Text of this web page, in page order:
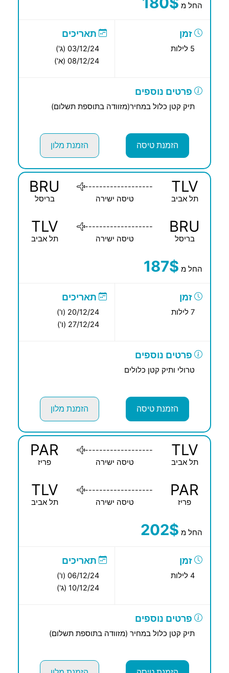
החל מ
זמן
5 לילות
תאריכים
03/12/24 (ג')
08/12/24 (א')
פרטים נוספים
תיק קטן כלול במחיר(מזוודה בתוספת תשלום)
הזמנת טיסה הזמנת מלון
TLV
תל אביב
-------------------
טיסה ישירה
BRU
בריסל
BRU
בריסל
-------------------
טיסה ישירה
TLV
תל אביב
החל מ 187$
זמן
7 לילות
תאריכים
20/12/24 (ו')
27/12/24 (ו')
פרטים נוספים
טרולי ותיק קטן כלולים
הזמנת טיסה הזמנת מלון
TLV
תל אביב
-------------------
טיסה ישירה
PAR
פריז
PAR
פריז
-------------------
טיסה ישירה
TLV
תל אביב
החל מ 202$
זמן
4 לילות
תאריכים
06/12/24 (ו')
10/12/24 (ג')
פרטים נוספים
תיק קטן כלול במחיר (מזוודה בתוספת תשלום)